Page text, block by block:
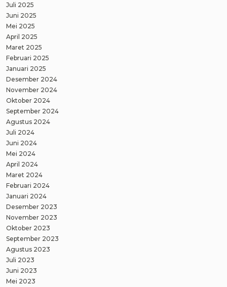
Juli 2025
Juni 2025
Mei 2025
April 2025
Maret 2025
Februari 2025
Januari 2025
Desember 2024
November 2024
Oktober 2024
September 2024
Agustus 2024
Juli 2024
Juni 2024
Mei 2024
April 2024
Maret 2024
Februari 2024
Januari 2024
Desember 2023
November 2023
Oktober 2023
September 2023
Agustus 2023
Juli 2023
Juni 2023
Mei 2023